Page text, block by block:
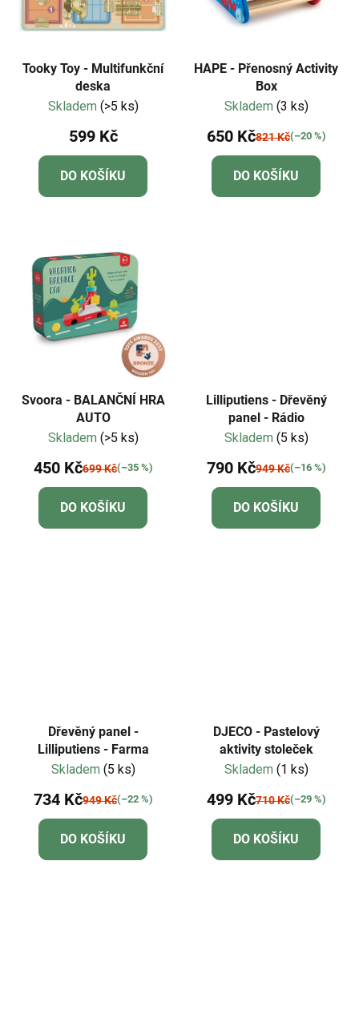
Tooky Toy - Multifunkční
deska
Skladem (>5 ks)
599 Kč
DO KOŠÍKU
HAPE - Přenosný Activity
Box
Skladem (3 ks)
650 Kč821 Kč(–20 %)
DO KOŠÍKU
Svoora - BALANČNÍ HRA
AUTO
Skladem (>5 ks)
450 Kč699 Kč(–35 %)
DO KOŠÍKU
Lilliputiens - Dřevěný
panel - Rádio
Skladem (5 ks)
790 Kč949 Kč(–16 %)
DO KOŠÍKU
Dřevěný panel -
Lilliputiens - Farma
Skladem (5 ks)
734 Kč949 Kč(–22 %)
DO KOŠÍKU
DJECO - Pastelový
aktivity stoleček
Skladem (1 ks)
499 Kč710 Kč(–29 %)
DO KOŠÍKU